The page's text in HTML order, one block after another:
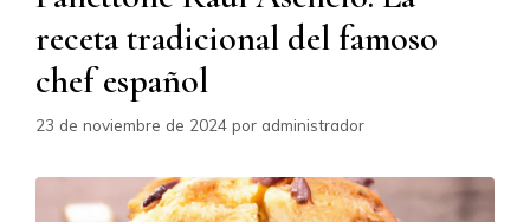
receta tradicional del famoso
chef español
23 de noviembre de 2024 por administrador